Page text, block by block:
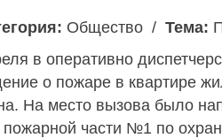
Общество / Тема:
в оперативно
о пожаре в квартире
На место вызова было
пожарной части №1 по